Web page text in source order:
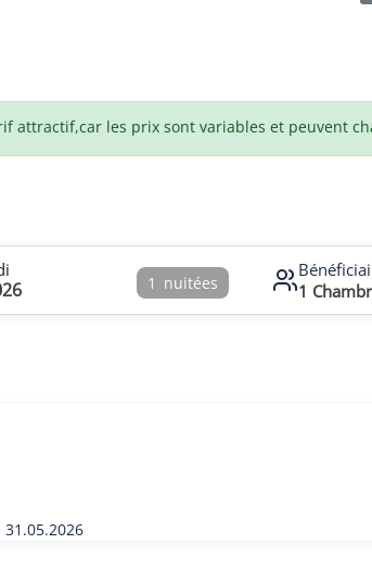
attractif,car les prix sont variables et peuvent
1 nuitées
1